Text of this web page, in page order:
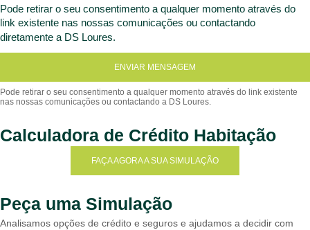
Pode retirar o seu consentimento a qualquer momento através do
link existente nas nossas comunicações ou contactando
diretamente a DS Loures.
ENVIAR MENSAGEM
Calculadora de Crédito Habitação
FAÇA AGORA A SUA SIMULAÇÃO
Peça uma Simulação
Analisamos opções de crédito e seguros e ajudamos a decidir com